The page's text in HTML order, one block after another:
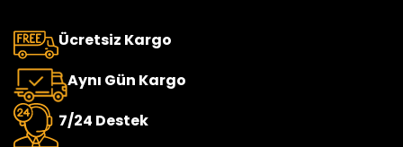
Ücretsiz Kargo
Aynı Gün Kargo
7/24 Destek